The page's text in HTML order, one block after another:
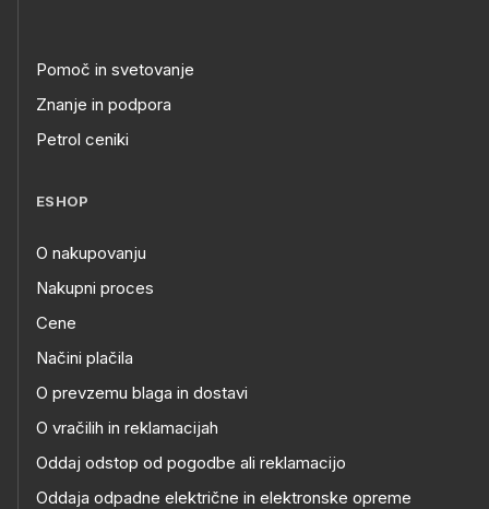
Pomoč in svetovanje
Znanje in podpora
Petrol ceniki
ESHOP
O nakupovanju
Nakupni proces
Cene
Načini plačila
O prevzemu blaga in dostavi
O vračilih in reklamacijah
Oddaj odstop od pogodbe ali reklamacijo
Oddaja odpadne električne in elektronske opreme